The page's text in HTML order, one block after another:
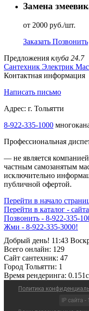
Замена
от 2000 руб./шт.
Заказать Позвонить
Предложения клуба 24.7
Сантехник Электрик
Контактная информация
Написать письмо
Адрес: г. Тольятти
8-922-335-1000
Профессиональная
— не является
частным самозанятым
исключительно
публичной офертой.
Перейти в начало
Перейти в каталог - сайта
Позвонить - 8-922-335-
Жми - 8-922-335-3000!
Добрый день! 11:43
Всего онлайн: 129
Сайт cантехник: 47
Город Тольятти: 1
Время рендеринга:
Политика
IP сайта